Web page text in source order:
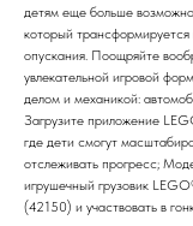
детям еще больше
который
опускания. Поощряйте
увлекательной игровой
делом и механикой:
Загрузите приложение
где дети смогут
отслеживать прогресс;
игрушечный грузовик
(42150) и участвовать в